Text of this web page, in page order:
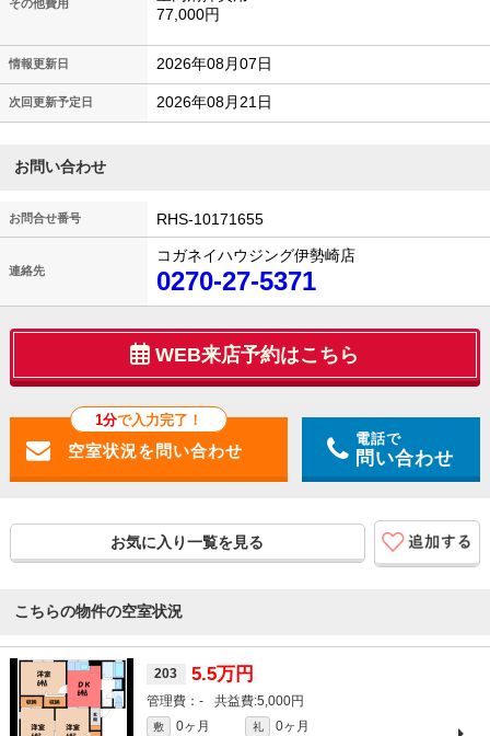
その他費用
77,000円
情報更新日 2026年08月07日
次回更新予定日 2026年08月21日
お問い合わせ
お問合せ番号 RHS-10171655
連絡先
コガネイハウジング伊勢崎店
0270-27-5371
WEB来店予約はこちら
1分で入力完了！
電話で
問い合わせ
お気に入り一覧を見る
こちらの物件の空室状況
203 5.5万円
- 5,000円
敷 0ヶ月 礼
0ヶ月